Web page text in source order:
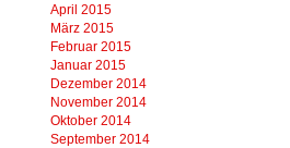
April 2015
März 2015
Februar 2015
Januar 2015
Dezember 2014
November 2014
Oktober 2014
September 2014